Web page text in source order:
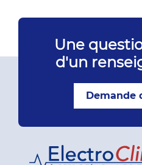
Une
d'un
Demande